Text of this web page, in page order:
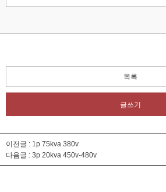
목록
글쓰기
이전글 : 1p 75kva 380v
다음글 : 3p 20kva 450v-480v